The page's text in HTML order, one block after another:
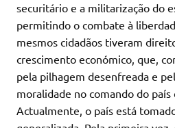
securitário e a militarização do
permitindo o combate à
mesmos cidadãos tiveram
crescimento económico, que,
pela pilhagem desenfreada e
moralidade no comando do
Actualmente, o país está